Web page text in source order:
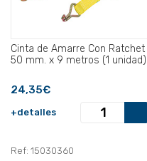
Cinta de Amarre Con Ratchet
50 mm. x 9 metros (1 unidad).
24,35€
+detalles
Ref: 15030360